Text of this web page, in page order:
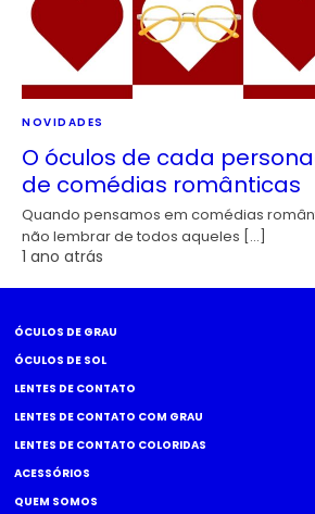
NOVIDADES
O óculos de cada
de comédias românticas
Quando pensamos em comédias
não lembrar de todos aqueles […]
1 ano atrás
ÓCULOS DE GRAU
ÓCULOS DE SOL
LENTES DE CONTATO
LENTES DE CONTATO COM GRAU
LENTES DE CONTATO COLORIDAS
ACESSÓRIOS
QUEM SOMOS